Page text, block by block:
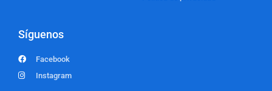
Síguenos
Facebook
Instagram